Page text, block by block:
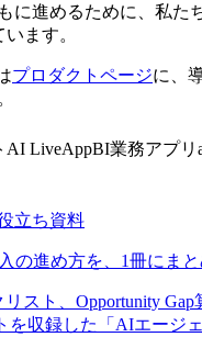
に進めるために、私た
ます。
プロダクトページに、
AI LiveAppBI業務アプリ
立ち資料
の進め方を、1冊にま
スト、Opportunity
を収録した「AIエージ